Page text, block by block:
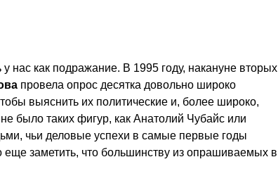
нас как подражание. В 1995 году, накануне вторых
провела опрос десятка довольно широко
выяснить их политические и, более широко,
было таких фигур, как Анатолий Чубайс или
чьи деловые успехи в самые первые годы
заметить, что большинству из опрашиваемых в